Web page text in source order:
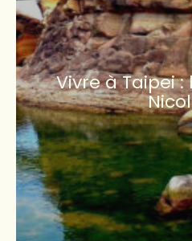
Vivre à Taipei :